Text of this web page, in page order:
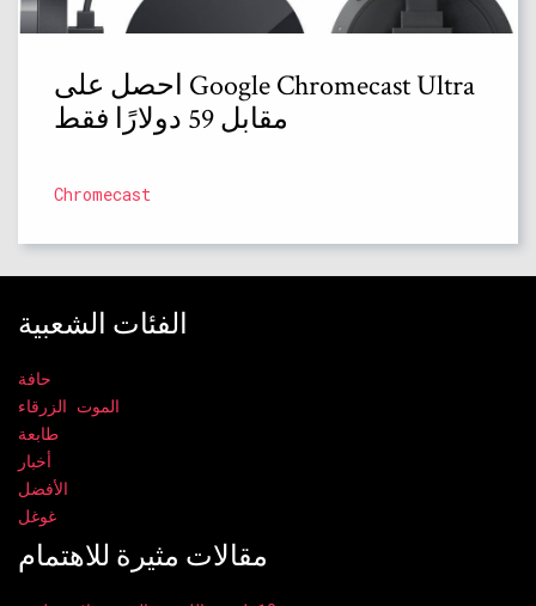
احصل على Google Chromecast Ultra
مقابل 59 دولارًا فقط
Chromecast
الفئات الشعبية
حافة
الموت الزرقاء
طابعة
أخبار
الأفضل
غوغل
مقالات مثيرة للاهتمام